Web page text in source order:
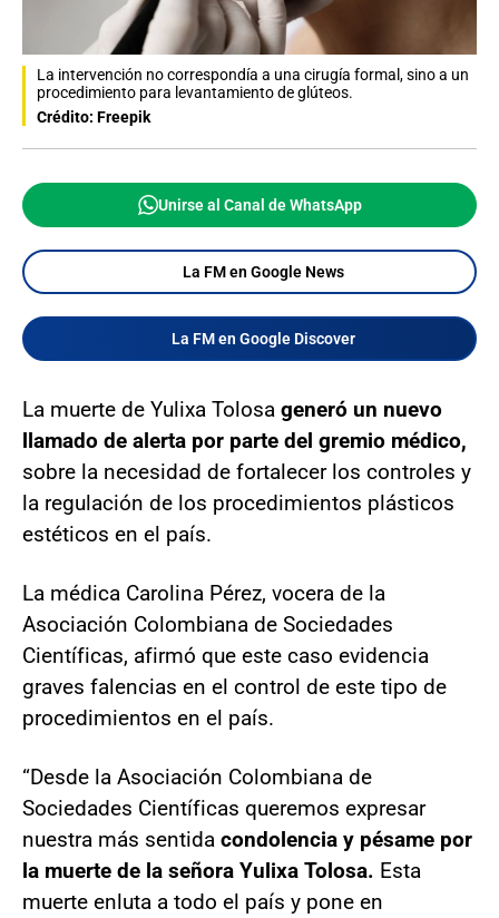
La intervención no correspondía a una cirugía formal, sino a un
procedimiento para levantamiento de glúteos.
Crédito: Freepik
Unirse al Canal de WhatsApp
La FM en Google News
La FM en Google Discover
La muerte de Yulixa Tolosa generó un nuevo
llamado de alerta por parte del gremio médico,
sobre la necesidad de fortalecer los controles y
la regulación de los procedimientos plásticos
estéticos en el país.
La médica Carolina Pérez, vocera de la
Asociación Colombiana de Sociedades
Científicas, afirmó que este caso evidencia
graves falencias en el control de este tipo de
procedimientos en el país.
“Desde la Asociación Colombiana de
Sociedades Científicas queremos expresar
nuestra más sentida condolencia y pésame por
la muerte de la señora Yulixa Tolosa. Esta
muerte enluta a todo el país y pone en